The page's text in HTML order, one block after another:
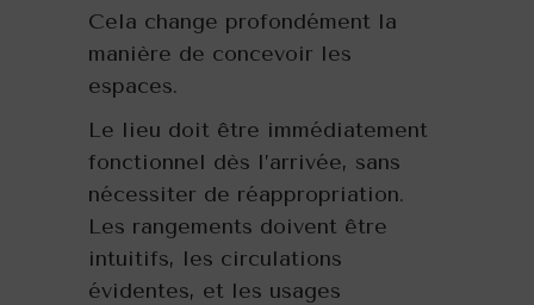
Cela change profondément la
manière de concevoir les
espaces.
Le lieu doit être immédiatement
fonctionnel dès l’arrivée, sans
nécessiter de réappropriation.
Les rangements doivent être
intuitifs, les circulations
évidentes, et les usages